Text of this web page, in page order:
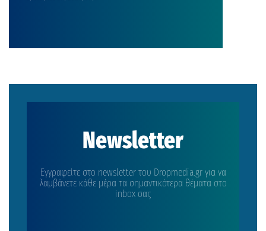
Newsletter
Εγγραφείτε στο newsletter του Dropmedia.gr για να
λαμβάνετε κάθε μέρα τα σημαντικότερα θέματα στο
inbox σας